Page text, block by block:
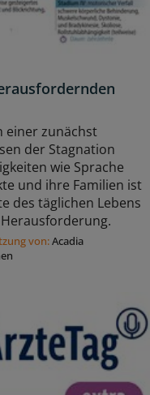
einer zunächst
der Stagnation
wie Sprache
und ihre Familien ist
des täglichen Lebens
von:Acadia